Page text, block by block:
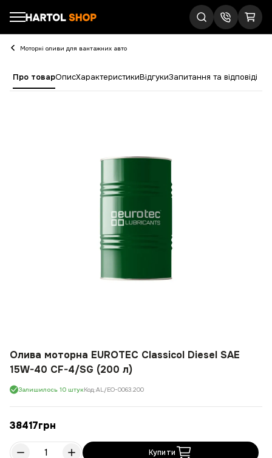
Моторні оливи для вантажних авто
Про товарОписХарактеристикиВідгукиЗапитання та відповіді
Олива моторна EUROTEC Classicol Diesel SAE
15W-40 CF-4/SG (200 л)
Залишилось 10 штукКод:AL/EO-0063.200
38417грн
Купити